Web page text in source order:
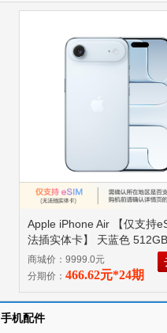
Apple iPhone Air 【仅支持
法插实体卡】 天蓝色
寸、 A19 Pro 芯片
商城价：9999.0元
分期价： 466.62元*24期
手机配件